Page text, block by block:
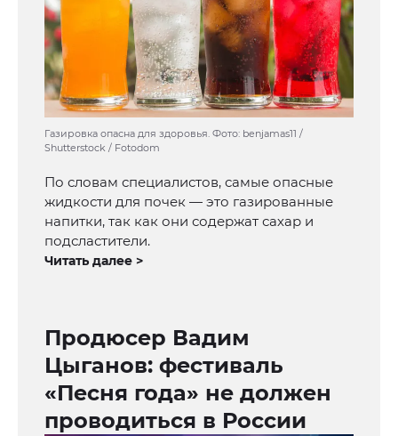
Газировка опасна для здоровья. Фото: benjamas11 /
Shutterstock / Fotodom
По словам специалистов, самые опасные
жидкости для почек — это газированные
напитки, так как они содержат сахар и
подсластители.
Читать далее >
Продюсер Вадим
Цыганов: фестиваль
«Песня года» не должен
проводиться в России